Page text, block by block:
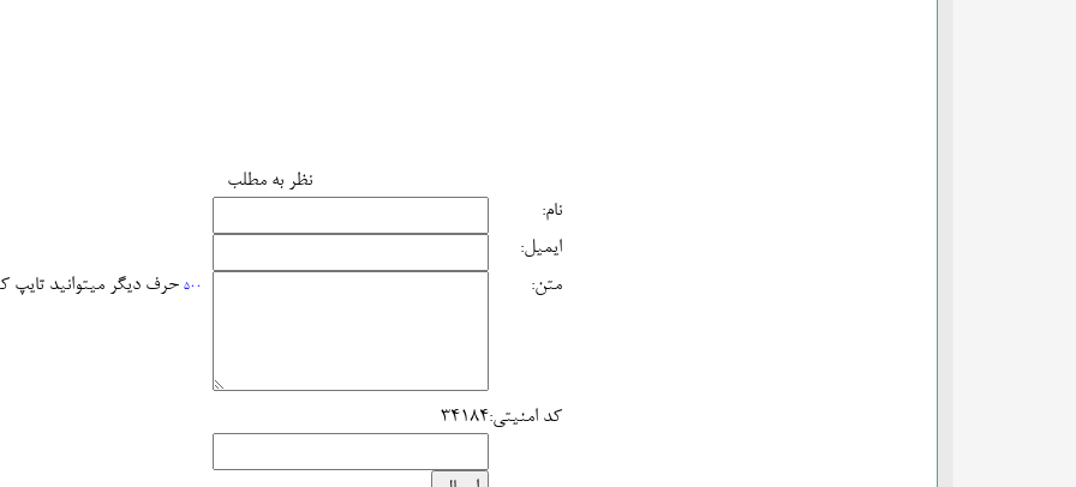
نظر به مطلب
نام:
ایمیل:
متن:
500 حرف دیگر میتوانید تایپ
کد امنیتی:34184